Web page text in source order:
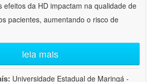
efeitos da HD impactam na qualidade de
pacientes, aumentando o risco de
leia mais
Universidade Estadual de Maringá -